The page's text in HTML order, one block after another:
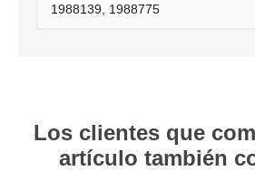
1988139, 1988775
Los clientes que
artículo también